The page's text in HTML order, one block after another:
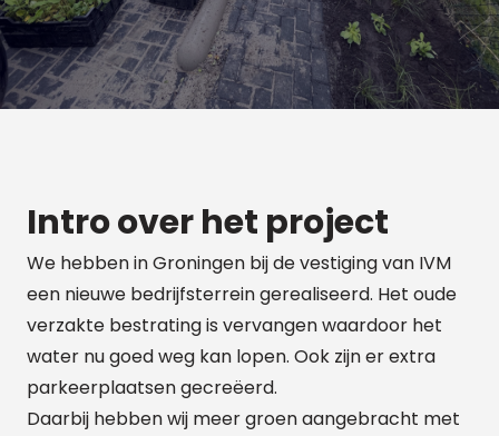
Intro over het project
We hebben in Groningen bij de vestiging van IVM
een nieuwe bedrijfsterrein gerealiseerd. Het oude
verzakte bestrating is vervangen waardoor het
water nu goed weg kan lopen. Ook zijn er extra
parkeerplaatsen gecreëerd.
Daarbij hebben wij meer groen aangebracht met